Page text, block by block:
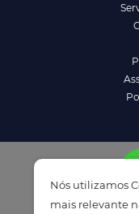
Nós utilizamos
mais relevante